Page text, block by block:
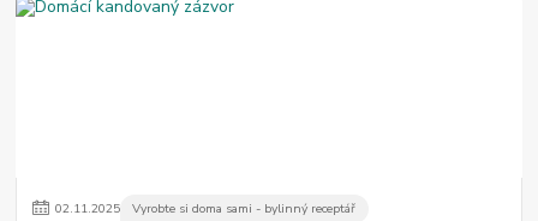
02.11.2025 Vyrobte si doma sami - bylinný receptář